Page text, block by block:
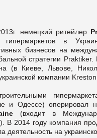
немецкий ритейлер
гипермаркетов в
бизнесов на
стратегии
(в Киеве, Львове,
компании
и Одессе) оперировал
(входит в
В 2014 году компания
деятельность на